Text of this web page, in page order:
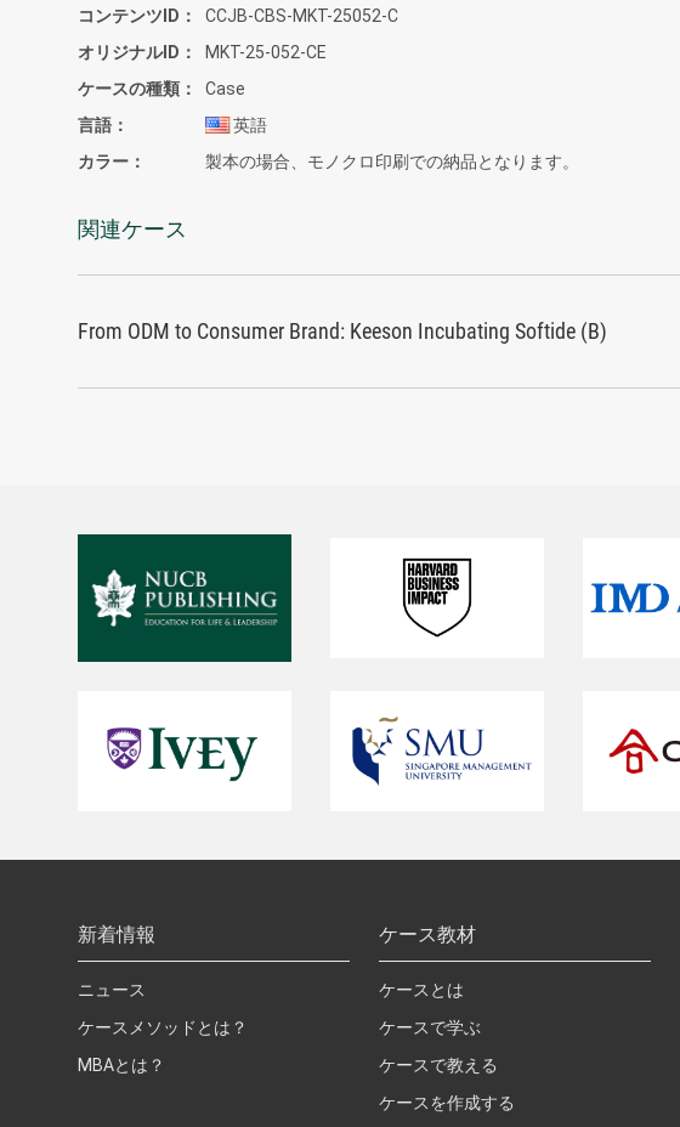
コンテンツID
CCJB-CBS-MKT-25052-C
オリジナルID
MKT-25-052-CE
ケースの種類
Case
言語
英語
カラー
製本の場合、モノクロ印刷での納品となります。
関連ケース
From ODM to Consumer Brand: Keeson Incubating Softide (B)
新着情報
ニュース
ケースメソッドとは？
MBAとは？
ケース教材
ケースとは
ケースで学ぶ
ケースで教える
ケースを作成する